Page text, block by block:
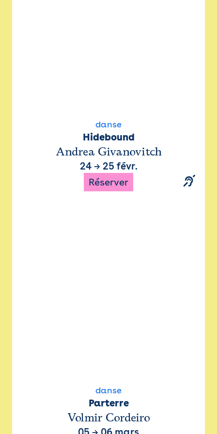
danse
Hidebound
Andrea Givanovitch
24→ 25 févr.
Réserver
danse
Parterre
Volmir Cordeiro